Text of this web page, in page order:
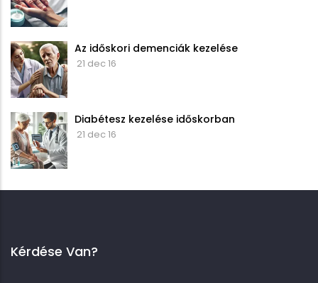
Az időskori demenciák kezelése
21 dec 16
Diabétesz kezelése időskorban
21 dec 16
Kérdése Van?